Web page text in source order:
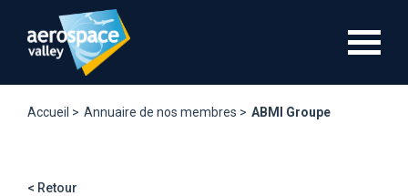
contenu
Accueil > Annuaire de nos membres > ABMI Groupe
< Retour